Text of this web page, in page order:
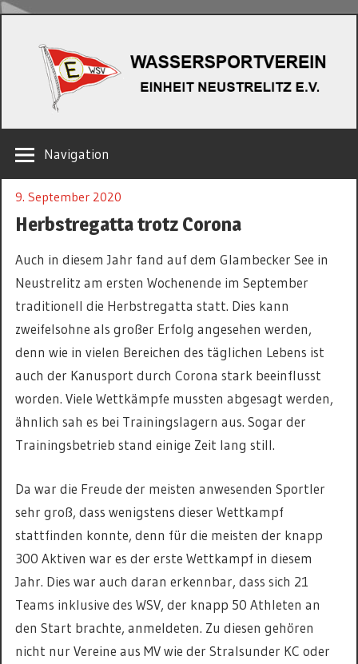
springen
NEUSTRELITZ
E.V.
Navigation
9. September 2020
Herbstregatta trotz Corona
Auch in diesem Jahr fand auf dem Glambecker See in
Neustrelitz am ersten Wochenende im September
traditionell die Herbstregatta statt. Dies kann
zweifelsohne als großer Erfolg angesehen werden,
denn wie in vielen Bereichen des täglichen Lebens ist
auch der Kanusport durch Corona stark beeinflusst
worden. Viele Wettkämpfe mussten abgesagt werden,
ähnlich sah es bei Trainingslagern aus. Sogar der
Trainingsbetrieb stand einige Zeit lang still.
Da war die Freude der meisten anwesenden Sportler
sehr groß, dass wenigstens dieser Wettkampf
stattfinden konnte, denn für die meisten der knapp
300 Aktiven war es der erste Wettkampf in diesem
Jahr. Dies war auch daran erkennbar, dass sich 21
Teams inklusive des WSV, der knapp 50 Athleten an
den Start brachte, anmeldeten. Zu diesen gehören
nicht nur Vereine aus MV wie der Stralsunder KC oder